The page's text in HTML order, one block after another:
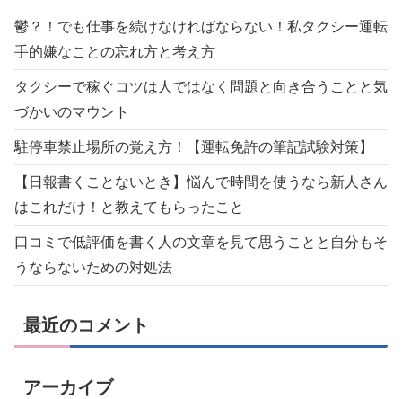
鬱？！でも仕事を続けなければならない！私タクシー運転
手的嫌なことの忘れ方と考え方
タクシーで稼ぐコツは人ではなく問題と向き合うことと気
づかいのマウント
駐停車禁止場所の覚え方！【運転免許の筆記試験対策】
【日報書くことないとき】悩んで時間を使うなら新人さん
はこれだけ！と教えてもらったこと
口コミで低評価を書く人の文章を見て思うことと自分もそ
うならないための対処法
最近のコメント
アーカイブ